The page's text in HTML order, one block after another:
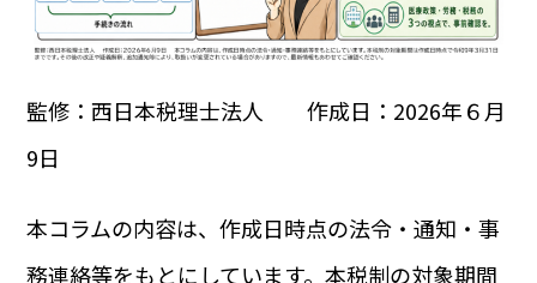
監修：西日本税理士法人 作成日：2026年６月
9日
本コラムの内容は、作成日時点の法令・通知・事
務連絡等をもとにしています。本税制の対象期間